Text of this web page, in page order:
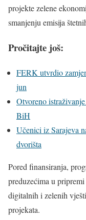
projekte zelene
smanjenju emisija
Pročitajte još:
FERK utvrdio
jun
Otvoreno
BiH
Učenici iz Sarajeva
dvorišta
Pored finansiranja,
preduzećima u
digitalnih i zelenih
projekata.